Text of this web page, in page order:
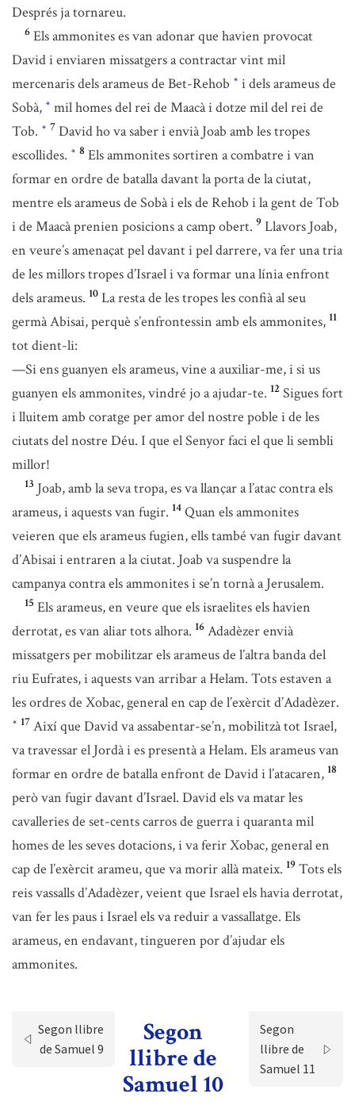
Després ja tornareu.
6 Els ammonites es van adonar que havien provocat
David i enviaren missatgers a contractar vint mil
mercenaris dels arameus de Bet-Rehob * i dels arameus de
Sobà, * mil homes del rei de Maacà i dotze mil del rei de
Tob. * 7 David ho va saber i envià Joab amb les tropes
escollides. * 8 Els ammonites sortiren a combatre i van
formar en ordre de batalla davant la porta de la ciutat,
mentre els arameus de Sobà i els de Rehob i la gent de Tob
i de Maacà prenien posicions a camp obert. 9 Llavors Joab,
en veure’s amenaçat pel davant i pel darrere, va fer una tria
de les millors tropes d’Israel i va formar una línia enfront
dels arameus. 10 La resta de les tropes les confià al seu
germà Abisai, perquè s’enfrontessin amb els ammonites, 11
tot dient-li:
—Si ens guanyen els arameus, vine a auxiliar-me, i si us
guanyen els ammonites, vindré jo a ajudar-te. 12 Sigues fort
i lluitem amb coratge per amor del nostre poble i de les
ciutats del nostre Déu. I que el Senyor faci el que li sembli
millor!
13 Joab, amb la seva tropa, es va llançar a l’atac contra els
arameus, i aquests van fugir. 14 Quan els ammonites
veieren que els arameus fugien, ells també van fugir davant
d’Abisai i entraren a la ciutat. Joab va suspendre la
campanya contra els ammonites i se’n tornà a Jerusalem.
15 Els arameus, en veure que els israelites els havien
derrotat, es van aliar tots alhora. 16 Adadèzer envià
missatgers per mobilitzar els arameus de l’altra banda del
riu Eufrates, i aquests van arribar a Helam. Tots estaven a
les ordres de Xobac, general en cap de l’exèrcit d’Adadèzer.
* 17 Així que David va assabentar-se’n, mobilitzà tot Israel,
va travessar el Jordà i es presentà a Helam. Els arameus van
formar en ordre de batalla enfront de David i l’atacaren, 18
però van fugir davant d’Israel. David els va matar les
cavalleries de set-cents carros de guerra i quaranta mil
homes de les seves dotacions, i va ferir Xobac, general en
cap de l’exèrcit arameu, que va morir allà mateix. 19 Tots els
reis vassalls d’Adadèzer, veient que Israel els havia derrotat,
van fer les paus i Israel els va reduir a vassallatge. Els
arameus, en endavant, tingueren por d’ajudar els
ammonites.
Segon llibre
de Samuel 9
Segon
llibre de
Samuel 10
Segon
llibre de
Samuel 11